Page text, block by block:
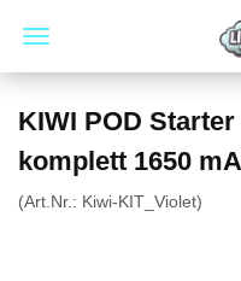
KIWI POD
komplett 1650
(Art.Nr.: Kiwi-KIT_Violet)